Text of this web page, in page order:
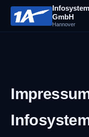
GmbH
Hannover